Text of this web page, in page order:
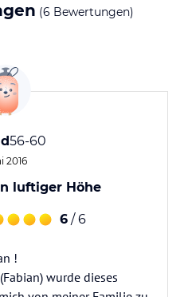
(6 Bewertungen)
56-60
2016
luftiger Höhe
6 / 6
!
wurde dieses